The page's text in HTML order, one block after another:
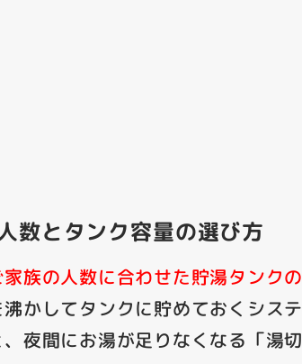
数とタンク容量の選び方
家族の人数に合わせた貯湯タンクの
かしてタンクに貯めておくシステ
夜間にお湯が足りなくなる「湯切